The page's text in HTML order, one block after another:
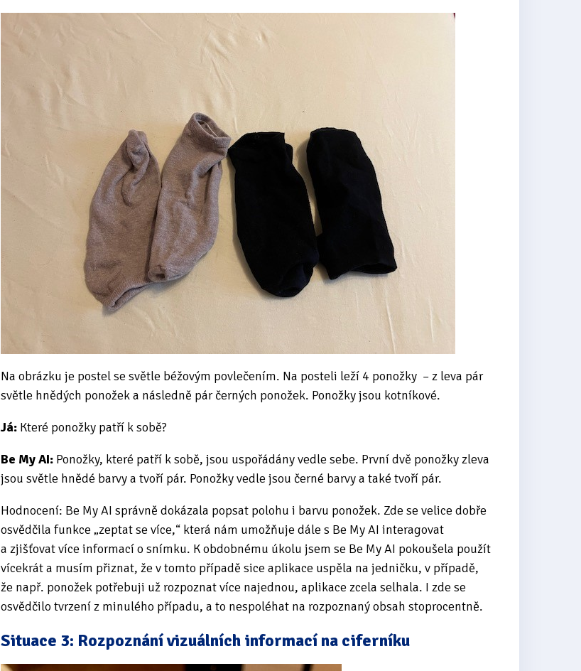
Na obrázku je postel se světle béžovým povlečením. Na posteli leží 4 ponožky – z leva pár
světle hnědých ponožek a následně pár černých ponožek. Ponožky jsou kotníkové.
Já: Které ponožky patří k sobě?
Be My AI: Ponožky, které patří k sobě, jsou uspořádány vedle sebe. První dvě ponožky zleva
jsou světle hnědé barvy a tvoří pár. Ponožky vedle jsou černé barvy a také tvoří pár.
Hodnocení: Be My AI správně dokázala popsat polohu i barvu ponožek. Zde se velice dobře
osvědčila funkce „zeptat se více,“ která nám umožňuje dále s Be My AI interagovat
a zjišťovat více informací o snímku. K obdobnému úkolu jsem se Be My AI pokoušela použít
vícekrát a musím přiznat, že v tomto případě sice aplikace uspěla na jedničku, v případě,
že např. ponožek potřebuji už rozpoznat více najednou, aplikace zcela selhala. I zde se
osvědčilo tvrzení z minulého případu, a to nespoléhat na rozpoznaný obsah stoprocentně.
Situace 3: Rozpoznání vizuálních informací na ciferníku